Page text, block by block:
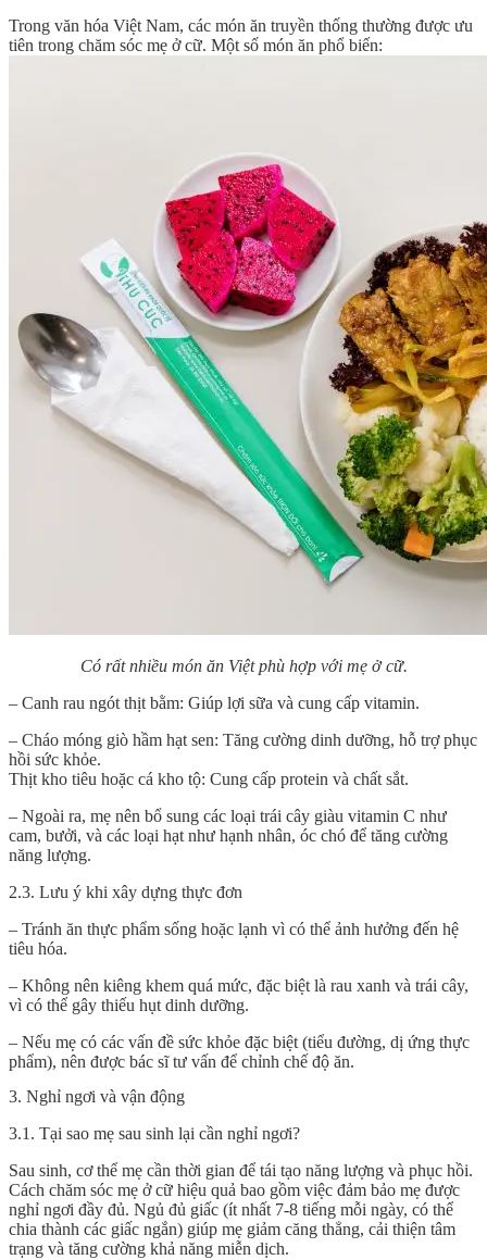
Trong văn hóa Việt Nam, các món ăn truyền thống thường được ưu
tiên trong chăm sóc mẹ ở cữ. Một số món ăn phổ biến:
Có rất nhiều món ăn Việt phù hợp với mẹ ở cữ.
– Canh rau ngót thịt bằm: Giúp lợi sữa và cung cấp vitamin.
– Cháo móng giò hầm hạt sen: Tăng cường dinh dưỡng, hỗ trợ phục
hồi sức khỏe.
Thịt kho tiêu hoặc cá kho tộ: Cung cấp protein và chất sắt.
– Ngoài ra, mẹ nên bổ sung các loại trái cây giàu vitamin C như
cam, bưởi, và các loại hạt như hạnh nhân, óc chó để tăng cường
năng lượng.
2.3. Lưu ý khi xây dựng thực đơn
– Tránh ăn thực phẩm sống hoặc lạnh vì có thể ảnh hưởng đến hệ
tiêu hóa.
– Không nên kiêng khem quá mức, đặc biệt là rau xanh và trái cây,
vì có thể gây thiếu hụt dinh dưỡng.
– Nếu mẹ có các vấn đề sức khỏe đặc biệt (tiểu đường, dị ứng thực
phẩm), nên được bác sĩ tư vấn để chỉnh chế độ ăn.
3. Nghỉ ngơi và vận động
3.1. Tại sao mẹ sau sinh lại cần nghỉ ngơi?
Sau sinh, cơ thể mẹ cần thời gian để tái tạo năng lượng và phục hồi.
Cách chăm sóc mẹ ở cữ hiệu quả bao gồm việc đảm bảo mẹ được
nghỉ ngơi đầy đủ. Ngủ đủ giấc (ít nhất 7-8 tiếng mỗi ngày, có thể
chia thành các giấc ngắn) giúp mẹ giảm căng thẳng, cải thiện tâm
trạng và tăng cường khả năng miễn dịch.